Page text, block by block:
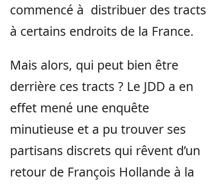
commencé à distribuer des tracts
à certains endroits de la France.
Mais alors, qui peut bien être
derrière ces tracts ? Le JDD a en
effet mené une enquête
minutieuse et a pu trouver ses
partisans discrets qui rêvent d’un
retour de François Hollande à la